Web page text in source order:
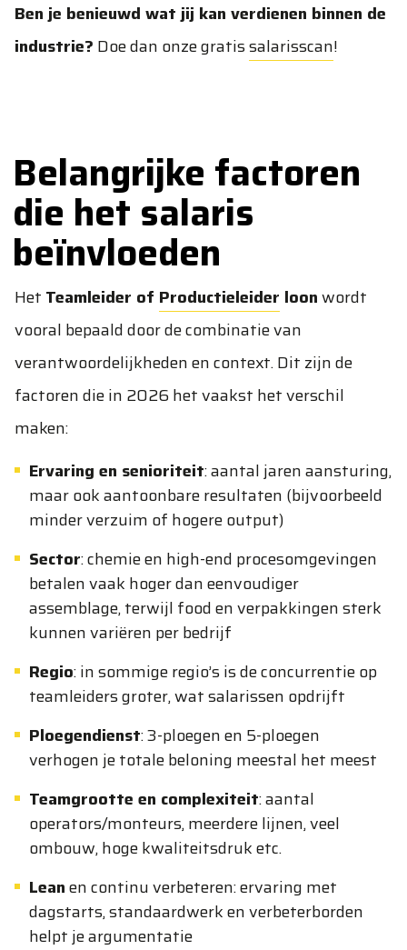
Ben je benieuwd wat jij kan verdienen binnen de
industrie? Doe dan onze gratissalarisscan!
Belangrijke factoren
die het salaris
beïnvloeden
Het Teamleider of Productieleider loonwordt
vooral bepaald door de combinatie van
verantwoordelijkheden en context. Dit zijn de
factoren die in 2026 het vaakst het verschil
maken:
Ervaring en senioriteit: aantal jaren aansturing,
maar ook aantoonbare resultaten (bijvoorbeeld
minder verzuim of hogere output)
Sector: chemie en high-end procesomgevingen
betalen vaak hoger dan eenvoudiger
assemblage, terwijl food en verpakkingen sterk
kunnen variëren per bedrijf
Regio: in sommige regio’s is de concurrentie op
teamleiders groter, wat salarissen opdrijft
Ploegendienst: 3-ploegen en 5-ploegen
verhogen je totale beloning meestal het meest
Teamgrootte en complexiteit: aantal
operators/monteurs, meerdere lijnen, veel
ombouw, hoge kwaliteitsdruk etc.
Leanen continu verbeteren: ervaring met
dagstarts, standaardwerk en verbeterborden
helpt je argumentatie